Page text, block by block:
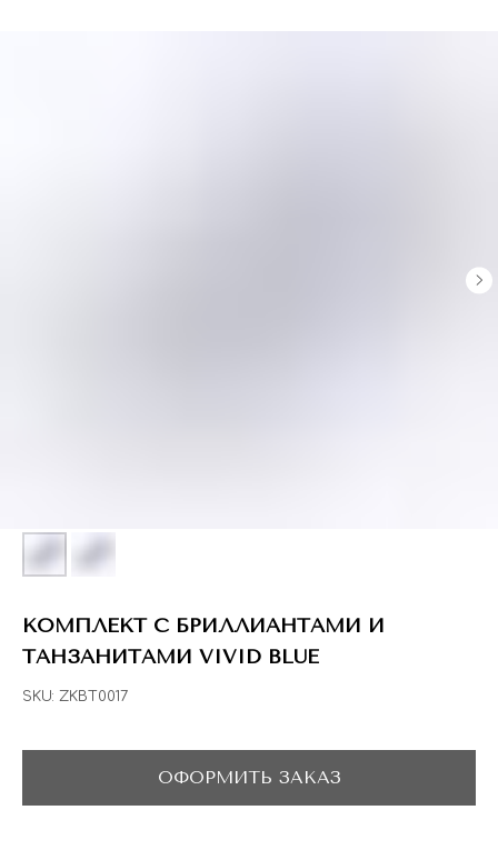
КОМПЛЕКТ С БРИЛЛИАНТАМИ И
ТАНЗАНИТАМИ VIVID BLUE
SKU: ZKBT0017
ОФОРМИТЬ ЗАКАЗ